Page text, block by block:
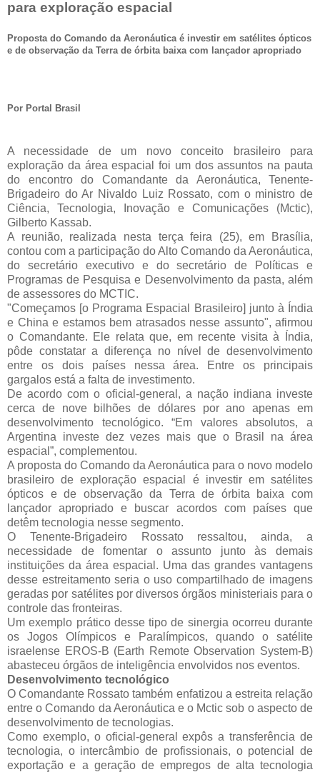
para exploração espacial
Proposta do Comando da Aeronáutica é investir em satélites ópticos
e de observação da Terra de órbita baixa com lançador apropriado
Por Portal Brasil
A necessidade de um novo conceito brasileiro para
exploração da área espacial foi um dos assuntos na pauta
do encontro do Comandante da Aeronáutica, Tenente-
Brigadeiro do Ar Nivaldo Luiz Rossato, com o ministro de
Ciência, Tecnologia, Inovação e Comunicações (Mctic),
Gilberto Kassab.
A reunião, realizada nesta terça feira (25), em Brasília,
contou com a participação do Alto Comando da Aeronáutica,
do secretário executivo e do secretário de Políticas e
Programas de Pesquisa e Desenvolvimento da pasta, além
de assessores do MCTIC.
"Começamos [o Programa Espacial Brasileiro] junto à Índia
e China e estamos bem atrasados nesse assunto", afirmou
o Comandante. Ele relata que, em recente visita à Índia,
pôde constatar a diferença no nível de desenvolvimento
entre os dois países nessa área. Entre os principais
gargalos está a falta de investimento.
De acordo com o oficial-general, a nação indiana investe
cerca de nove bilhões de dólares por ano apenas em
desenvolvimento tecnológico. “Em valores absolutos, a
Argentina investe dez vezes mais que o Brasil na área
espacial”, complementou.
A proposta do Comando da Aeronáutica para o novo modelo
brasileiro de exploração espacial é investir em satélites
ópticos e de observação da Terra de órbita baixa com
lançador apropriado e buscar acordos com países que
detêm tecnologia nesse segmento.
O Tenente-Brigadeiro Rossato ressaltou, ainda, a
necessidade de fomentar o assunto junto às demais
instituições da área espacial. Uma das grandes vantagens
desse estreitamento seria o uso compartilhado de imagens
geradas por satélites por diversos órgãos ministeriais para o
controle das fronteiras.
Um exemplo prático desse tipo de sinergia ocorreu durante
os Jogos Olímpicos e Paralímpicos, quando o satélite
israelense EROS-B (Earth Remote Observation System-B)
abasteceu órgãos de inteligência envolvidos nos eventos.
Desenvolvimento tecnológico
O Comandante Rossato também enfatizou a estreita relação
entre o Comando da Aeronáutica e o Mctic sob o aspecto de
desenvolvimento de tecnologias.
Como exemplo, o oficial-general expôs a transferência de
tecnologia, o intercâmbio de profissionais, o potencial de
exportação e a geração de empregos de alta tecnologia